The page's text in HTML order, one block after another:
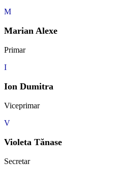
M
Marian Alexe
Primar
I
Ion Dumitra
Viceprimar
V
Violeta Tănase
Secretar